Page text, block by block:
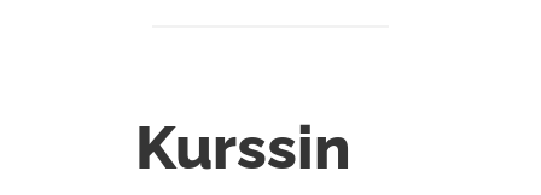
Kurssin